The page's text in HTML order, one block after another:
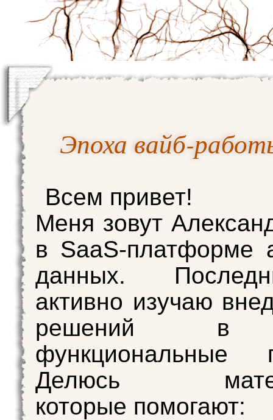
Эпоха вайб-
Всем привет!
Меня зовут
в SaaS-платформе
данных.
активно изучаю
решений в
функциональные
Делюсь
которые помогают: